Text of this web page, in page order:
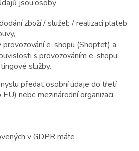
jsou osoby
zboží / služeb / realizaci plateb
provozování e-shopu (Shoptet) a
s provozováním e-shopu,
služby.
předat osobní údaje do třetí
nebo mezinárodní organizaci.
v GDPR máte